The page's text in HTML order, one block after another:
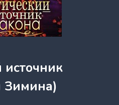
источник
Зимина)